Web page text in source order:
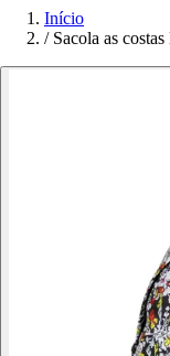
Início
/ Sacola as